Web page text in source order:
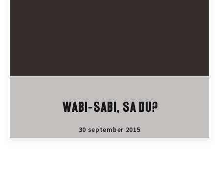
WABI-SABI, SA DU?
30 september 2015